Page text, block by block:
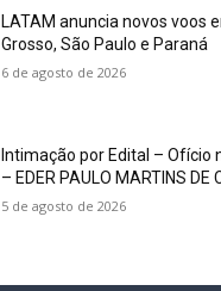
LATAM anuncia novos voos
Grosso, São Paulo e Paraná
6 de agosto de 2026
Intimação por Edital – Ofício
– EDER PAULO MARTINS DE
5 de agosto de 2026